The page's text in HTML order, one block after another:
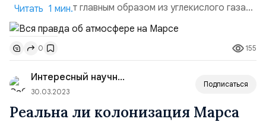
Марса состоит главным образом из углекислого газа
(около 96 процентов), а также включает другие газы,
такие как азот, аргон и кислород. Поскольку плотность
атмосферы Марса меньше, чем на Земле, она не может
удерживать большое количество воды в жидком
состоянии. В марсианской атмосфере величина
давления газа ...
Читать 1 мин.
0 155
Интересный научно-популярный
30.03.2023
Подписаться
Реальна ли колонизация Марса